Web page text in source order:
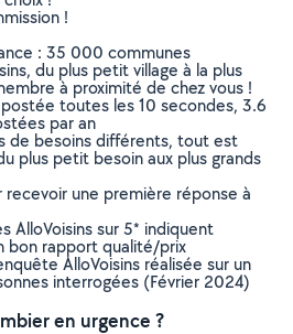
!
: 35 000 communes
du plus petit village à la plus
à proximité de chez vous !
toutes les 10 secondes, 3.6
par an
de besoins différents, tout est
plus petit besoin aux plus grands
recevoir une première réponse à
AlloVoisins sur 5* indiquent
bon rapport qualité/prix
AlloVoisins réalisée sur un
interrogées (Février 2024)
en urgence ?